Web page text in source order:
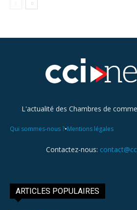
L'actualité des Chambres de
Qui sommes-nous ?•Mentions légales
Contactez-nous:
ARTICLES POPULAIRES